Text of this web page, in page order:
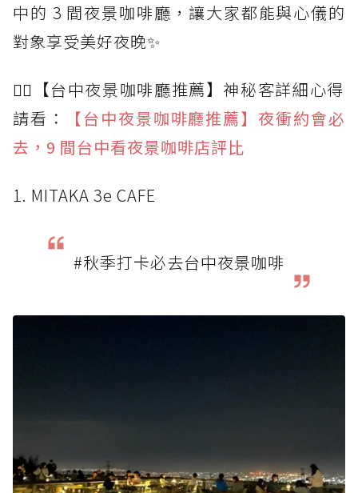
中的 3 間夜景咖啡廳，讓大家都能與心儀的
對象享受美好夜晚✨
🙆‍♀️【台中夜景咖啡廳推薦】神秘客詳細心得
請看：
【台中夜景咖啡廳推薦】夜衝約會必
去，9 間台中看夜景咖啡店評比
1. MITAKA 3e CAFE
#秋季打卡必去台中夜景咖啡